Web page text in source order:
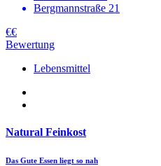
Bergmannstraße 21
€€
Bewertung
Lebensmittel
Natural Feinkost
Das Gute Essen liegt so nah